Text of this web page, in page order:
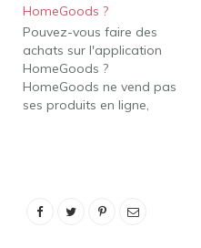
HomeGoods ?
Pouvez-vous faire des
achats sur l'application
HomeGoods ?
HomeGoods ne vend pas
ses produits en ligne,
pouvez suivre les